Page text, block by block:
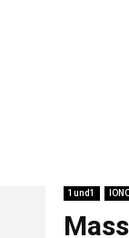
1und1